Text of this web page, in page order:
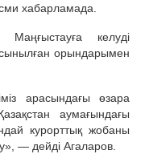
хабарламада.
келуді
орындарымен
арасындағы өзара
аумағындағы
курорттық жобаны
— дейді Агаларов.